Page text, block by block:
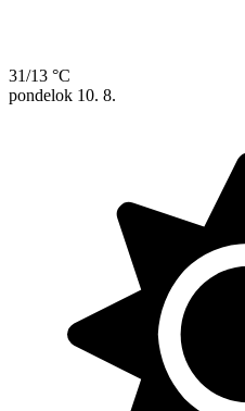
31/13 °C
pondelok 10. 8.